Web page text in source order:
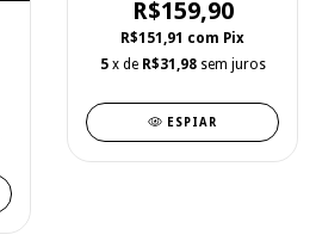
R$159,90
R$151,91 com Pix
5 x de R$31,98 sem juros
ESPIAR